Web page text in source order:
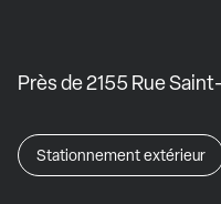
Près de 2155 Rue
Stationnement extérieur